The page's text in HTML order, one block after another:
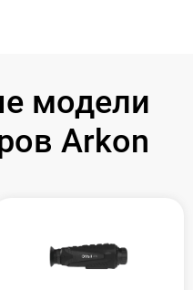
модели
Arkon